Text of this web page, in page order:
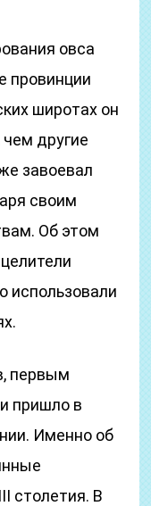
овса
провинции
широтах он
другие
завоевал
своим
Об этом
использовали
первым
пришло в
Именно об
столетия. В